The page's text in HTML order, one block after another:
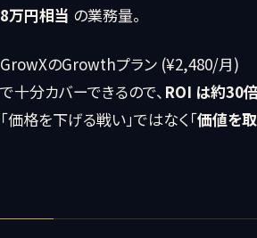
8万円相当 の業務量。
GrowXのGrowthプラン (¥2,480/月)
で十分カバーできるので、 ROI は約30
「価格を下げる戦い」ではなく「価値を